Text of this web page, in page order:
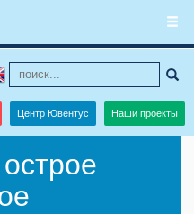
Центр Ювентус Наши проекты